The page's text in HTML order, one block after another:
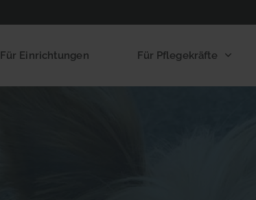
Für Einrichtungen Für Pflegekräfte